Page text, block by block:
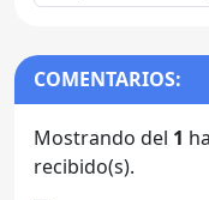
COMENTARIOS:
Mostrando del 1
recibido(s).